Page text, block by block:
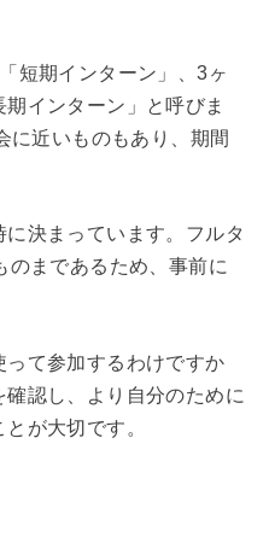
短期インターン」、3ヶ
インターン」と呼びま
に近いものもあり、期間
決まっています。フルタ
のまであるため、事前に
て参加するわけですか
認し、より自分のために
が大切です。